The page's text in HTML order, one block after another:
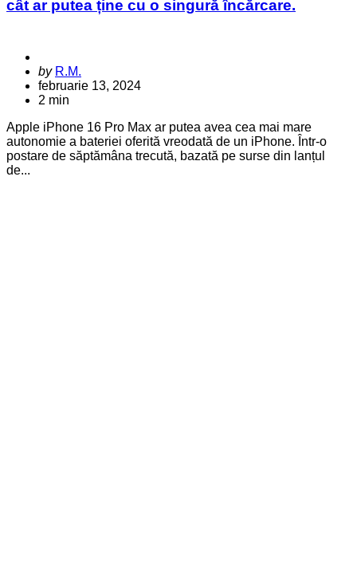
cât ar putea ține cu o singură încărcare.
Posted
by
by R.M.
februarie 13, 2024
2 min
Apple iPhone 16 Pro Max ar putea avea cea mai mare
autonomie a bateriei oferită vreodată de un iPhone. Într-o
postare de săptămâna trecută, bazată pe surse din lanțul
de...